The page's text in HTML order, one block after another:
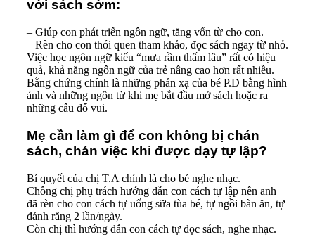
với sách sớm:
– Giúp con phát triển ngôn ngữ, tăng vốn từ cho con.
– Rèn cho con thói quen tham khảo, đọc sách ngay từ nhỏ.
Việc học ngôn ngữ kiểu “mưa rầm thấm lâu” rất có hiệu
quả, khả năng ngôn ngữ của trẻ nâng cao hơn rất nhiều.
Bằng chứng chính là những phản xạ của bé P.D bằng hình
ảnh và những ngôn từ khi mẹ bắt đầu mở sách hoặc ra
những câu đố vui.
Mẹ cần làm gì để con không bị chán
sách, chán việc khi được dạy tự lập?
Bí quyết của chị T.A chính là cho bé nghe nhạc.
Chồng chị phụ trách hướng dẫn con cách tự lập nên anh
đã rèn cho con cách tự uống sữa tùa bé, tự ngồi bàn ăn, tự
đánh răng 2 lần/ngày.
Còn chị thì hướng dẫn con cách tự đọc sách, nghe nhạc.